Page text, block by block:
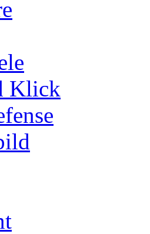
Klick